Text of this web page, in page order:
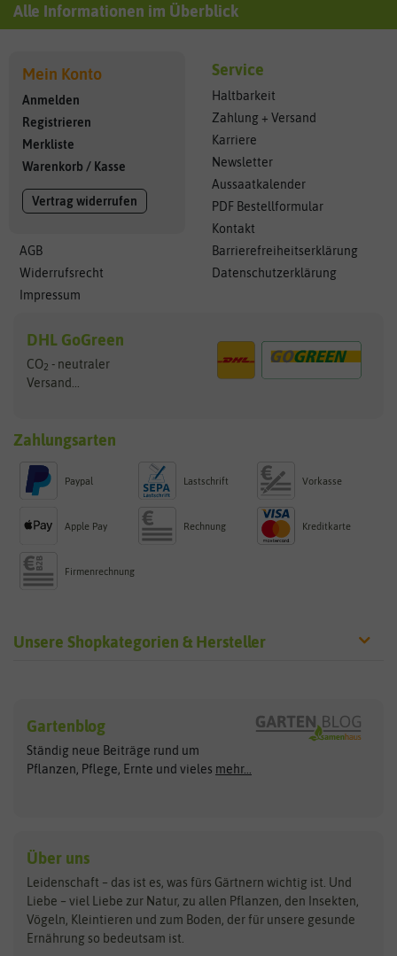
Alle Informationen im Überblick
Mein Konto
Anmelden
Registrieren
Merkliste
Warenkorb / Kasse
Vertrag widerrufen
AGB
Widerrufsrecht
Impressum
Service
Haltbarkeit
Zahlung + Versand
Karriere
Newsletter
Aussaatkalender
PDF Bestellformular
Kontakt
Barrierefreiheitserklärung
Datenschutzerklärung
DHL GoGreen
CO2 - neutraler
Versand...
Zahlungsarten
Paypal Lastschrift Vorkasse
Apple Pay Rechnung Kreditkarte
Firmenrechnung
Unsere Shopkategorien & Hersteller
Exotische Samen
Gemüsesamen
Gründünger
Kräutersamen
Obstsamen
Pilzbrut
Rasensamen
Steckzwiebeln
Arche Noah
ASB Greenworld
Benary
Bingenheimer Saatgut
BioBalu
Bionana
Clever Pots
COMPO
Dürr-Samen
elho
Gartenblog
Ständig neue Beiträge rund um
Pflanzen, Pflege, Ernte und vieles mehr...
Über uns
Leidenschaft – das ist es, was fürs Gärtnern wichtig ist. Und
Liebe – viel Liebe zur Natur, zu allen Pflanzen, den Insekten,
Vögeln, Kleintieren und zum Boden, der für unsere gesunde
Ernährung so bedeutsam ist.